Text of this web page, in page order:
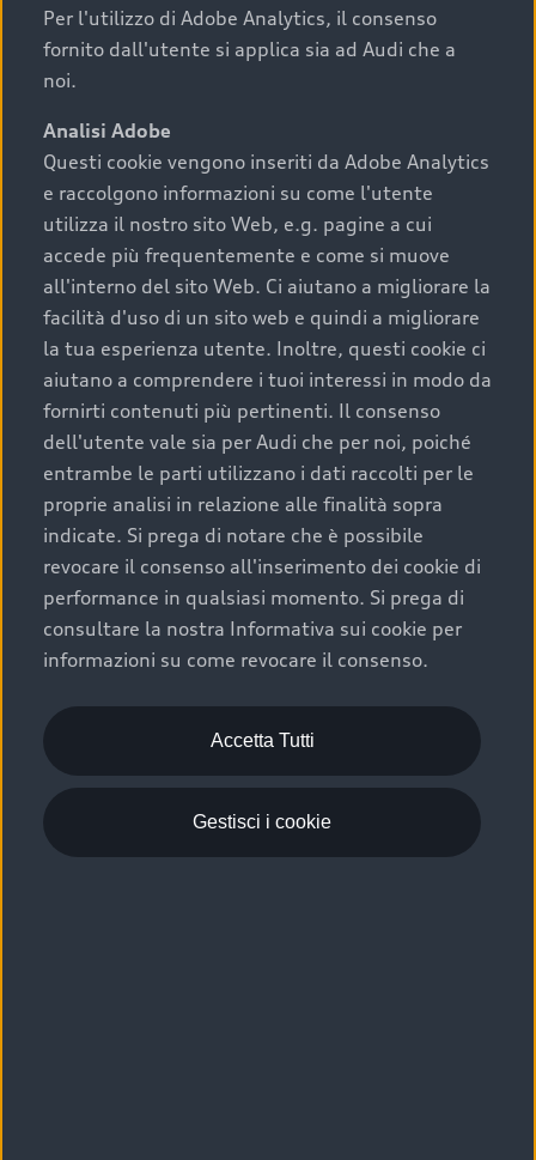
I requisiti fondamentali da considerare prima di
acquistare un’auto usata, oltre al prezzo e all'aspetto,
chilometraggio: un valore contenuto corrisponde a
uno stato migliore del veicolo e a una maggiore
durata nel tempo;
cronologia dei tagliandi: una documentazione
completa della vettura certifica una manutenzione
costante e accurata;
condizioni della carrozzeria e degli interni: una
buona conservazione evidenzia cura e attenzione del
precedente proprietario;
efficienza meccanica: motore, trasmissione e
componenti principali in ottimo stato garantiscono
prestazioni affidabili e sicure.
Acquistare un’auto usata in una Concessionaria ufficiale
Audi che offre l’usato garantito tramite Audi Prima
Scelta :plus, significa affidarsi ad un prodotto che viene
sottoposto a 110 controlli approfonditi e coperto da
garanzia fino a 4 anni per una maggiore tutela del tuo
acquisto.
Per l'utilizzo di Adobe Analytics, il consenso
fornito dall'utente si applica sia ad Audi che a
noi.
Analisi Adobe
Questi cookie vengono inseriti da Adobe Analytics
e raccolgono informazioni su come l'utente
utilizza il nostro sito Web, e.g. pagine a cui
accede più frequentemente e come si muove
all'interno del sito Web. Ci aiutano a migliorare la
facilità d'uso di un sito web e quindi a migliorare
la tua esperienza utente. Inoltre, questi cookie ci
aiutano a comprendere i tuoi interessi in modo da
fornirti contenuti più pertinenti. Il consenso
dell'utente vale sia per Audi che per noi, poiché
entrambe le parti utilizzano i dati raccolti per le
proprie analisi in relazione alle finalità sopra
indicate. Si prega di notare che è possibile
revocare il consenso all'inserimento dei cookie di
performance in qualsiasi momento. Si prega di
consultare la nostra Informativa sui cookie per
informazioni su come revocare il consenso.
Accetta Tutti
Gestisci i cookie